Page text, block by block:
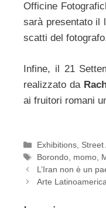
Officine
sarà presentato il
scatti del
Infine, il 21
realizzato da
ai fruitori romani
Categorie
Exhibitions, Street
Tag
Borondo, momo,
L’Iran non è un
Arte